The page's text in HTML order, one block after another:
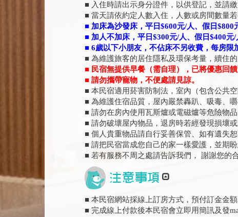
■ 入住時請出示身分證件，以供登記，並請繳
■ 當天請依約定人數入住，人數或房間數量
■ 加床為沙發床，平日$600元/人、假日$800
■ 加人不加床，平日$300元/人、假日$400元/
■ 6歲以下小朋友，不佔床不另收費，每房限
■ 為維護旅客的居住隱私及環保考量，續住
■ 民宿無提供早餐（需自理），已將優惠回
■ 請勿攜帶寵物，不便處請見諒。
■ 本民宿適用菸害防制法，室內（包含公共空
■ 為維護住宿品質，屋內嚴禁轟趴、吸毒、
■ 請勿在房內使用瓦斯爐或電磁爐等危險物
■ 請勿破壞屋內物品，退房時若經發現損壞或
■ 個人貴重物品請自行妥善保管、如有遺失恕
■ 請把民宿當成您自己的家一樣愛護，並期盼
■ 若有服務不周之處請告訴我們， 謝謝您的
■ 本民宿網站採線上訂房方式，預付訂金金額
■ 完成線上付款後本民宿會立即用簡訊及發